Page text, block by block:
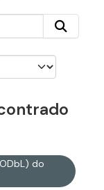
do